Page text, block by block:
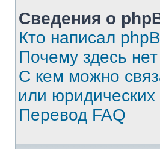
Сведения о
Кто написал
Почему здесь
С кем можно
или
Перевод FAQ